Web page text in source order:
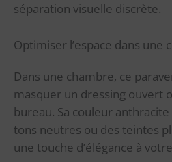
séparation visuelle discrète.
Optimiser l’espace dans une
Dans une chambre, ce
masquer un dressing ouvert
bureau. Sa couleur anthracite
tons neutres ou des teintes
une touche d’élégance à